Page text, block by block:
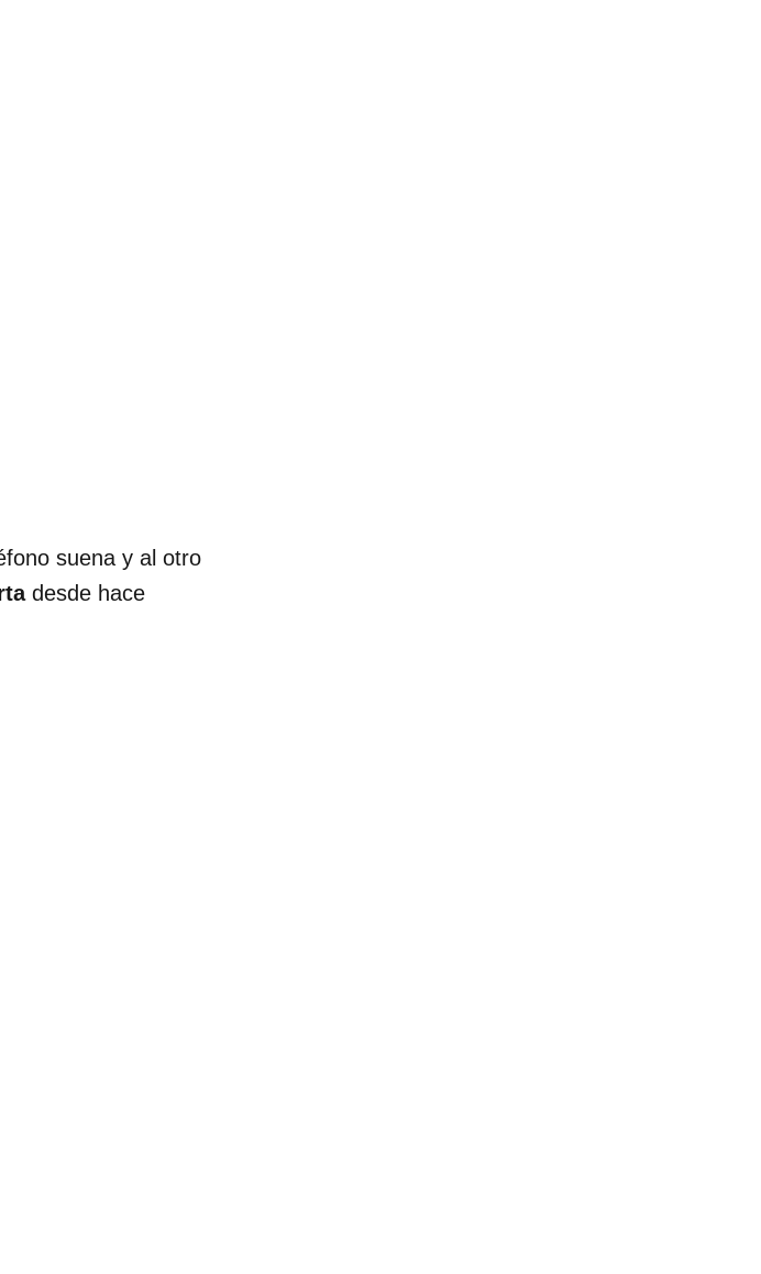
suena y al otro
desde hace